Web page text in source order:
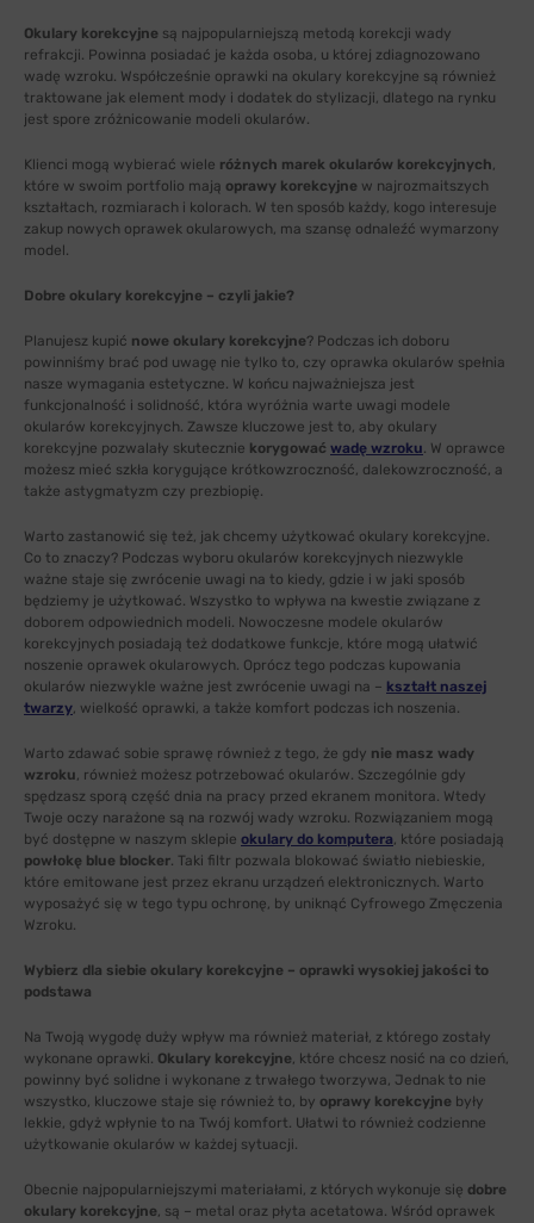
Okulary korekcyjne są najpopularniejszą metodą korekcji wady
refrakcji. Powinna posiadać je każda osoba, u której zdiagnozowano
wadę wzroku. Współcześnie oprawki na okulary korekcyjne są również
traktowane jak element mody i dodatek do stylizacji, dlatego na rynku
jest spore zróżnicowanie modeli okularów.
Klienci mogą wybierać wiele różnych marek okularów korekcyjnych,
które w swoim portfolio mają oprawy korekcyjne w najrozmaitszych
kształtach, rozmiarach i kolorach. W ten sposób każdy, kogo interesuje
zakup nowych oprawek okularowych, ma szansę odnaleźć wymarzony
model.
Dobre okulary korekcyjne – czyli jakie?
Planujesz kupić nowe okulary korekcyjne? Podczas ich doboru
powinniśmy brać pod uwagę nie tylko to, czy oprawka okularów spełnia
nasze wymagania estetyczne. W końcu najważniejsza jest
funkcjonalność i solidność, która wyróżnia warte uwagi modele
okularów korekcyjnych. Zawsze kluczowe jest to, aby okulary
korekcyjne pozwalały skutecznie korygować wadę wzroku. W oprawce
możesz mieć szkła korygujące krótkowzroczność, dalekowzroczność, a
także astygmatyzm czy prezbiopię.
Warto zastanowić się też, jak chcemy użytkować okulary korekcyjne.
Co to znaczy? Podczas wyboru okularów korekcyjnych niezwykle
ważne staje się zwrócenie uwagi na to kiedy, gdzie i w jaki sposób
będziemy je użytkować. Wszystko to wpływa na kwestie związane z
doborem odpowiednich modeli. Nowoczesne modele okularów
korekcyjnych posiadają też dodatkowe funkcje, które mogą ułatwić
noszenie oprawek okularowych. Oprócz tego podczas kupowania
okularów niezwykle ważne jest zwrócenie uwagi na – kształt naszej
twarzy, wielkość oprawki, a także komfort podczas ich noszenia.
Warto zdawać sobie sprawę również z tego, że gdy nie masz wady
wzroku, również możesz potrzebować okularów. Szczególnie gdy
spędzasz sporą część dnia na pracy przed ekranem monitora. Wtedy
Twoje oczy narażone są na rozwój wady wzroku. Rozwiązaniem mogą
być dostępne w naszym sklepie okulary do komputera, które posiadają
powłokę blue blocker. Taki filtr pozwala blokować światło niebieskie,
które emitowane jest przez ekranu urządzeń elektronicznych. Warto
wyposażyć się w tego typu ochronę, by uniknąć Cyfrowego Zmęczenia
Wzroku.
Wybierz dla siebie okulary korekcyjne – oprawki wysokiej jakości to
podstawa
Na Twoją wygodę duży wpływ ma również materiał, z którego zostały
wykonane oprawki. Okulary korekcyjne, które chcesz nosić na co dzień,
powinny być solidne i wykonane z trwałego tworzywa, Jednak to nie
wszystko, kluczowe staje się również to, by oprawy korekcyjne były
lekkie, gdyż wpłynie to na Twój komfort. Ułatwi to również codzienne
użytkowanie okularów w każdej sytuacji.
Obecnie najpopularniejszymi materiałami, z których wykonuje się dobre
okulary korekcyjne, są – metal oraz płyta acetatowa. Wśród oprawek